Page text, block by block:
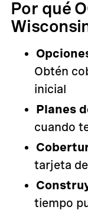
Por qué
Obtén
inicial
Planes
cuando
tarjeta
tiempo